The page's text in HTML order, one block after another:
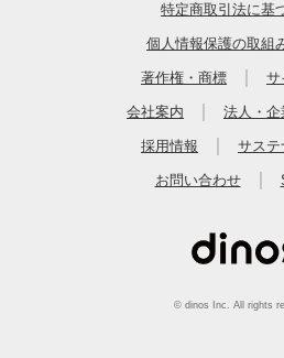
特定商取引法に基
個人情報保護の取組
著作権・商標 サ
会社案内 法人・企
採用情報 サステ
お問い合わせ
© dinos Inc. All rights